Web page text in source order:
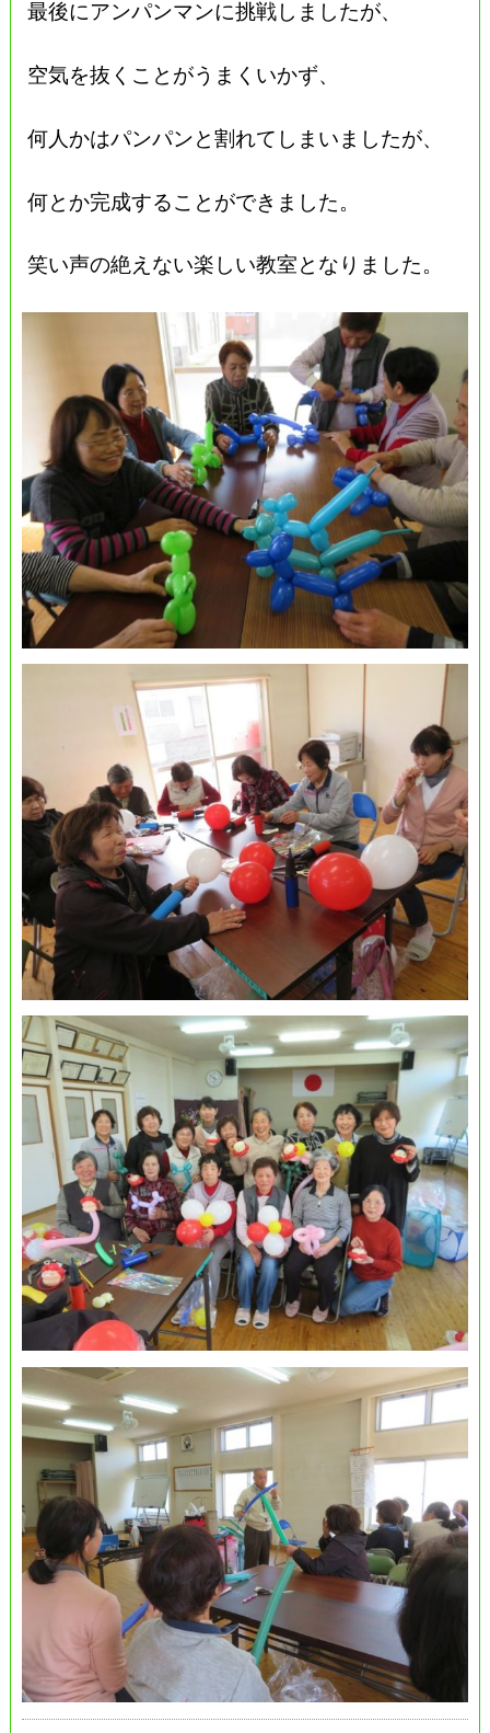
最後にアンパンマンに挑戦しましたが、
空気を抜くことがうまくいかず、
何人かはパンパンと割れてしまいましたが、
何とか完成することができました。
笑い声の絶えない楽しい教室となりました。